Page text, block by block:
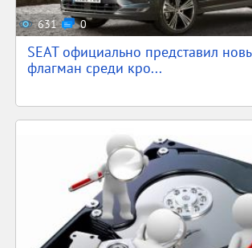
631 0
SEAT официально представил
флагман среди кро...